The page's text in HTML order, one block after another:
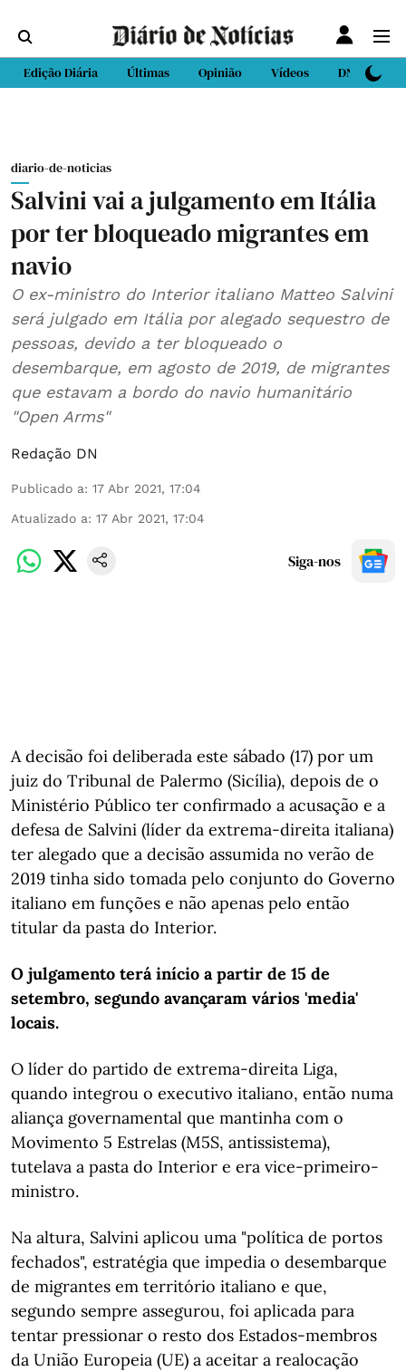
Edição Diária Últimas Opinião Vídeos DN Sport
diario-de-noticias
Salvini vai a julgamento em Itália
por ter bloqueado migrantes em
navio
O ex-ministro do Interior italiano Matteo Salvini
será julgado em Itália por alegado sequestro de
pessoas, devido a ter bloqueado o
desembarque, em agosto de 2019, de migrantes
que estavam a bordo do navio humanitário
"Open Arms"
Redação DN
Publicado a: 17 Abr 2021, 17:04
Atualizado a: 17 Abr 2021, 17:04
Siga-nos
A decisão foi deliberada este sábado (17) por um
juiz do Tribunal de Palermo (Sicília), depois de o
Ministério Público ter confirmado a acusação e a
defesa de Salvini (líder da extrema-direita italiana)
ter alegado que a decisão assumida no verão de
2019 tinha sido tomada pelo conjunto do Governo
italiano em funções e não apenas pelo então
titular da pasta do Interior.
O julgamento terá início a partir de 15 de
setembro, segundo avançaram vários 'media'
locais.
O líder do partido de extrema-direita Liga,
quando integrou o executivo italiano, então numa
aliança governamental que mantinha com o
Movimento 5 Estrelas (M5S, antissistema),
tutelava a pasta do Interior e era vice-primeiro-
ministro.
Na altura, Salvini aplicou uma "política de portos
fechados", estratégia que impedia o desembarque
de migrantes em território italiano e que,
segundo sempre assegurou, foi aplicada para
tentar pressionar o resto dos Estados-membros
da União Europeia (UE) a aceitar a realocação